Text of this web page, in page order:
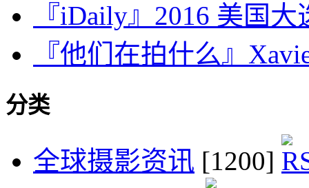
『iDaily』2016 美国
『他们在拍什么』
分类
全球摄影资讯 [1200]